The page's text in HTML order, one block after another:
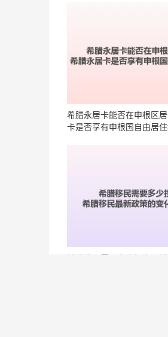
希腊永居卡能否在申根区
卡是否享有申根国自由居住
希腊移民需要多少投资？